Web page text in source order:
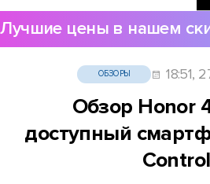
Лучшие цены в нашем
ОБЗОРЫ 18:51,
Обзор Honor
доступный
Control